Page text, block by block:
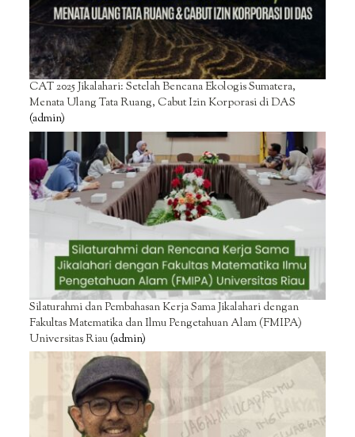
CAT 2025 Jikalahari: Setelah Bencana Ekologis Sumatera,
Menata Ulang Tata Ruang, Cabut Izin Korporasi di DAS
(admin)
Silaturahmi dan Pembahasan Kerja Sama Jikalahari dengan
Fakultas Matematika dan Ilmu Pengetahuan Alam (FMIPA)
Universitas Riau(admin)